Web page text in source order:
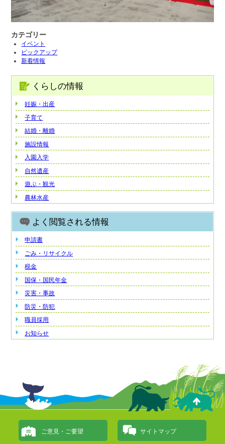
カテゴリー
イベント
ピックアップ
新着情報
くらしの情報
妊娠・出産
子育て
結婚・離婚
施設情報
入園入学
自然遺産
遊ぶ・観光
農林水産
よく閲覧される情報
申請書
ごみ・リサイクル
税金
国保・国民年金
災害・事故
防災・防犯
職員採用
お知らせ
ご意見・ご要望 サイトマップ